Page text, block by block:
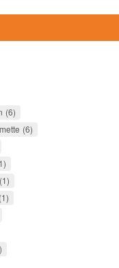
6
6
1
1
1